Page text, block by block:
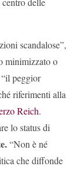
scandalose”,
minimizzato o
peggior
riferimenti alla
Reich.
lo status di
“Non è né
che diffonde